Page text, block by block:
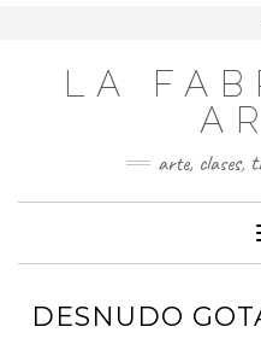
LA
arte, clases,
DESNUDO